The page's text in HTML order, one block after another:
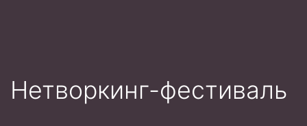
Нетворкинг-фестиваль